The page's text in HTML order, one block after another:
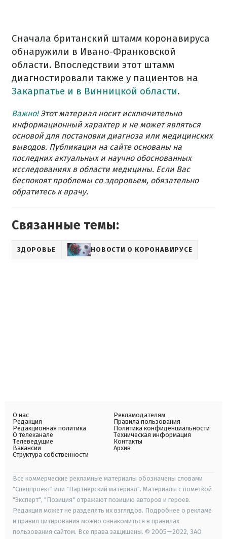
Сначала британский штамм коронавируса
обнаружили в Ивано-Франковской
области. Впоследствии этот штамм
диагностировали также у пациентов на
Закарпатье и в Винницкой области.
Важно!Этот материал носит исключительно
информационный характер и не может являться
основой для постановки диагноза или медицинских
выводов. Публикации на сайте основаны на
последних актуальных и научно обоснованных
исследованиях в области медицины. Если Вас
беспокоят проблемы со здоровьем, обязательно
обратитесь к врачу.
Связанные темы:
ЗДОРОВЬЕ НОВОСТИ О КОРОНАВИРУСЕ
О нас
Редакция
Редакционная политика
О телеканале
Телеведущие
Вакансии
Структура собственности
Рекламодателям
Правила пользования
Политика конфиденциальности
Техническая информация
Контакты
Архив
Все коммерческие рекламные материалы обозначены словами
"Спецпроект" или "Партнерский материал". Материалы с пометкой
"Эксперт", "Позиция" отражают позицию авторов и героев.
Редакция может не разделять их взглядов. Подробнее о рекламе
и правил цитирования можно ознакомиться в правилах
пользования сайтом. Все права защищены. © 2005—2022, ЗАО